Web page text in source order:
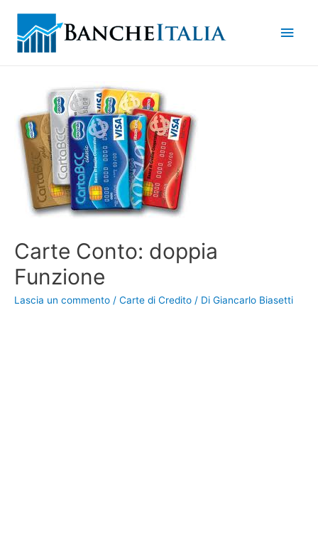
Carte Conto: doppia
Funzione
Lascia un commento / Carte di Credito / Di Giancarlo Biasetti